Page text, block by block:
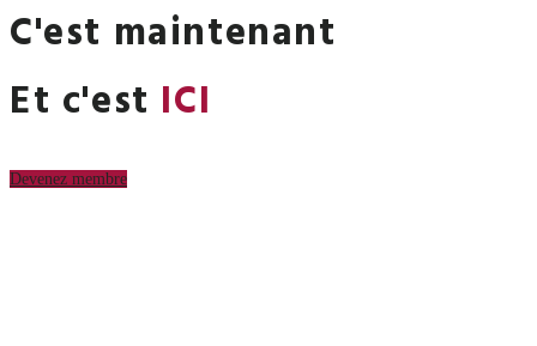
C'est maintenant
Et c'est ICI
Devenez membre